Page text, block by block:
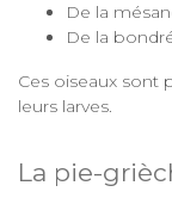
De la
De la
Ces oiseaux sont
leurs larves.
La pie-